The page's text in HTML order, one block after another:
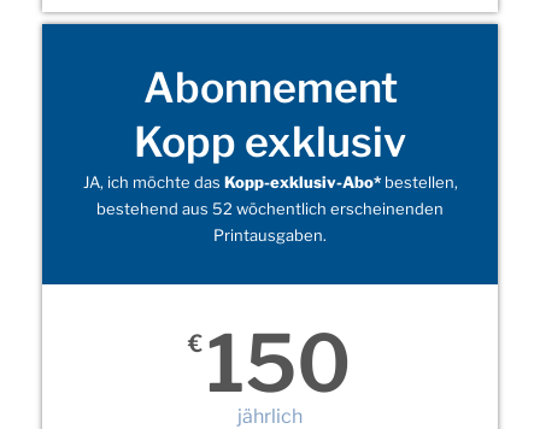
Abonnement
Kopp exklusiv
JA, ich möchte das Kopp-exklusiv-Abo*bestellen,
bestehend aus 52 wöchentlich erscheinenden
Printausgaben.
€ 150
jährlich